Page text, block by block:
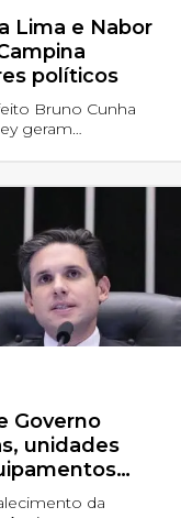
Lima e Nabor
políticos
Bruno Cunha
geram
Governo
unidades
da